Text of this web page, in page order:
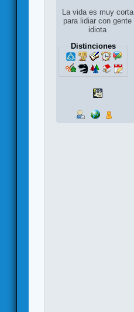
La vida es muy corta
para lidiar con gente
idiota
Distinciones